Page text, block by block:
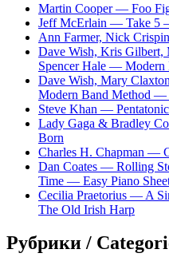
Martin Cooper — Foo
Jeff McErlain — Take 5
Ann Farmer, Nick
Dave Wish, Kris Gilbert,
Spencer Hale — Modern
Dave Wish, Mary
Modern Band Method —
Steve Khan —
Lady Gaga & Bradley
Born
Charles H. Chapman —
Dan Coates — Rolling
Time — Easy Piano
Cecilia Praetorius — A
The Old Irish Harp
Рубрики /